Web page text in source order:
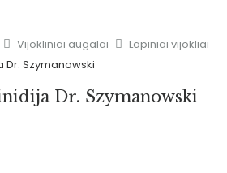
Vijokliniai augalai
Lapiniai vijokliai
Szymanowski
Dr. Szymanowski